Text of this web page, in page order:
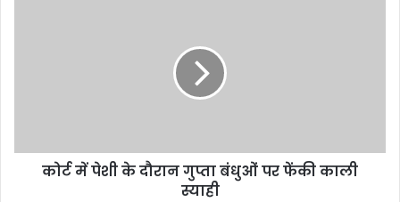
कोर्ट में पेशी के दौरान गुप्ता बंधुओं पर फेंकी काली
स्याही